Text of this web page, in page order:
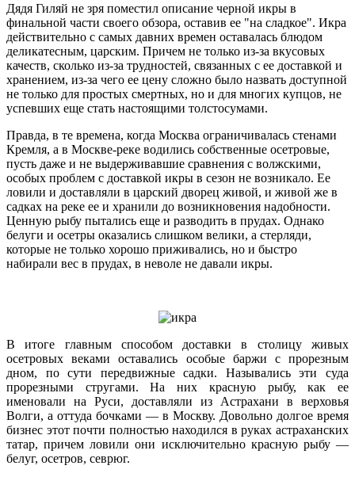
Дядя Гиляй не зря поместил описание черной икры в
финальной части своего обзора, оставив ее "на сладкое". Икра
действительно с самых давних времен оставалась блюдом
деликатесным, царским. Причем не только из-за вкусовых
качеств, сколько из-за трудностей, связанных с ее доставкой и
хранением, из-за чего ее цену сложно было назвать доступной
не только для простых смертных, но и для многих купцов, не
успевших еще стать настоящими толстосумами.
Правда, в те времена, когда Москва ограничивалась стенами
Кремля, а в Москве-реке водились собственные осетровые,
пусть даже и не выдерживавшие сравнения с волжскими,
особых проблем с доставкой икры в сезон не возникало. Ее
ловили и доставляли в царский дворец живой, и живой же в
садках на реке ее и хранили до возникновения надобности.
Ценную рыбу пытались еще и разводить в прудах. Однако
белуги и осетры оказались слишком велики, а стерляди,
которые не только хорошо приживались, но и быстро
набирали вес в прудах, в неволе не давали икры.
В итоге главным способом доставки в столицу живых
осетровых веками оставались особые баржи с прорезным
дном, по сути передвижные садки. Назывались эти суда
прорезными стругами. На них красную рыбу, как ее
именовали на Руси, доставляли из Астрахани в верховья
Волги, а оттуда бочками — в Москву. Довольно долгое время
бизнес этот почти полностью находился в руках астраханских
татар, причем ловили они исключительно красную рыбу —
белуг, осетров, севрюг.